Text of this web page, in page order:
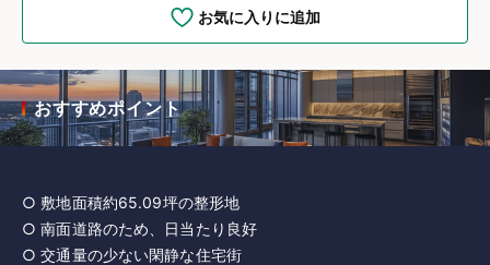
お気に入りに追加
おすすめポイント
○ 敷地面積約65.09坪の整形地
○ 南面道路のため、日当たり良好
○ 交通量の少ない閑静な住宅街